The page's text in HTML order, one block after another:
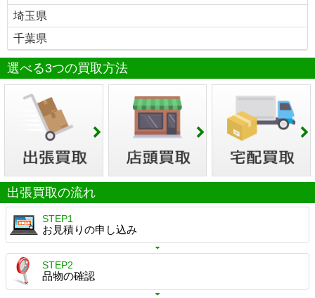
埼玉県
千葉県
選べる3つの買取方法
出張買取の流れ
STEP1
お見積りの申し込み
STEP2
品物の確認